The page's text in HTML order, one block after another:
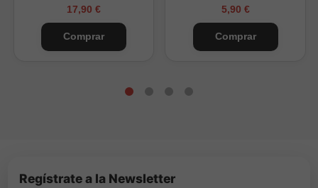
17,90 €
Comprar
5,90 €
Comprar
Regístrate a la Newsletter